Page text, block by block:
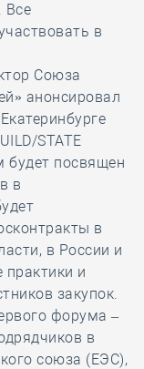
Все
в
Союза
анонсировал
STATE
будет посвящен
в
в
в России и
и
закупок.
форума –
в
союза (ЕЭС),